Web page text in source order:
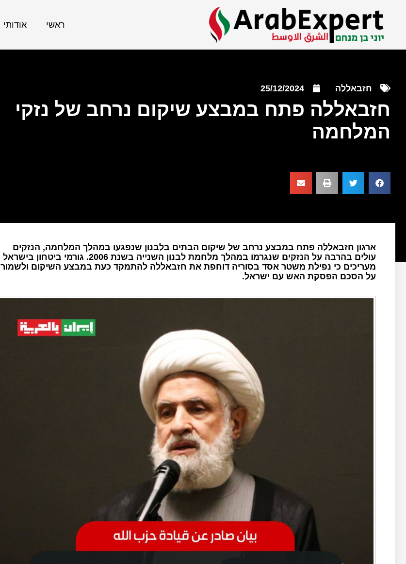
ראשי אודותי
חזבאללה 25/12/2024
חזבאללה פתח במבצע שיקום נרחב של נזקי
המלחמה
ארגון חזבאללה פתח במבצע נרחב של שיקום הבתים בלבנון שנפגעו במהלך המלחמה, הנזקים
עולים בהרבה על הנזקים שנגרמו במהלך מלחמת לבנון השנייה בשנת 2006. גורמי ביטחון בישראל
מעריכים כי נפילת משטר אסד בסוריה דוחפת את חזבאללה להתמקד כעת במבצע השיקום ולשמור
על הסכם הפסקת האש עם ישראל.